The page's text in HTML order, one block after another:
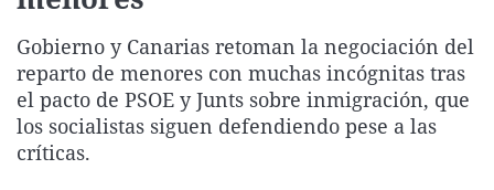
Gente viajera
Como el perro y el
Retornados
Equipo de
Operación Viuda
Galicia
La Rioja
Navarra
Televisión
Elecciones
Gobierno y Canarias retoman la negociación del
reparto de menores con muchas incógnitas tras
el pacto de PSOE y Junts sobre inmigración, que
los socialistas siguen defendiendo pese a las
críticas.